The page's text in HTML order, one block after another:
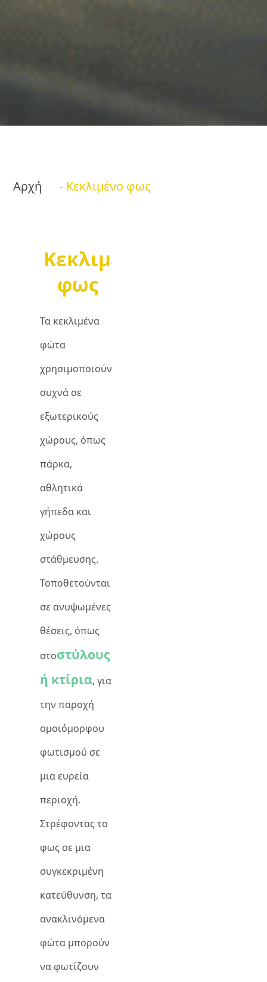
Αρχή - Κεκλιμένο φως
Κεκλιμένο
φως
Τα κεκλιμένα
φώτα
χρησιμοποιούνται
συχνά σε
εξωτερικούς
χώρους, όπως
πάρκα,
αθλητικά
γήπεδα και
χώρους
στάθμευσης.
Τοποθετούνται
σε ανυψωμένες
θέσεις, όπως
στοστύλους
ή κτίρια, για
την παροχή
ομοιόμορφου
φωτισμού σε
μια ευρεία
περιοχή.
Στρέφοντας το
φως σε μια
συγκεκριμένη
κατεύθυνση, τα
ανακλινόμενα
φώτα μπορούν
να φωτίζουν